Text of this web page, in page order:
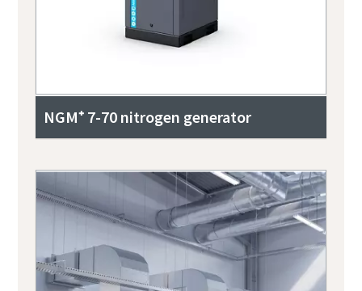
NGM⁺ 7-70 nitrogen generator